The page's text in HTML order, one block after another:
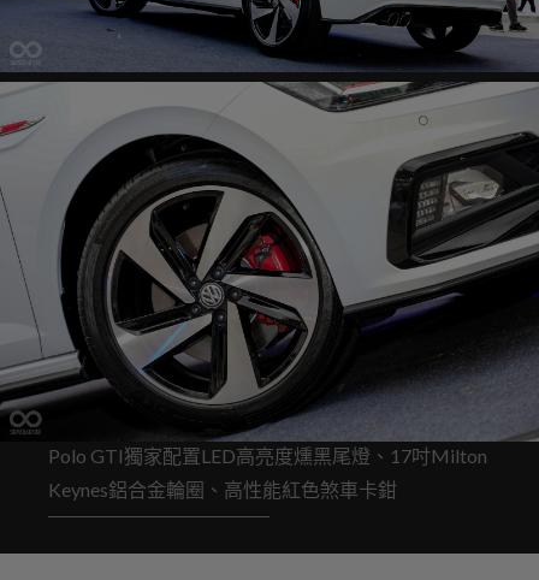
Polo GTI獨家配置LED高亮度燻黑尾燈、17吋Milton
Keynes鋁合金輪圈、高性能紅色煞車卡鉗